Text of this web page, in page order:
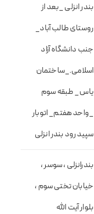
بندر انزلی _بعد از
روستای طالب آباد_
جنب دانشگاه آزاد
اسلامی._ساختمان
یاس_ طبقه سوم
_واحد هفتم_ اتوبار
سپید رود بندر انزلی
بندرانزلی ، سوسر ،
خیابان تختی سوم ،
بلوار آیت الله